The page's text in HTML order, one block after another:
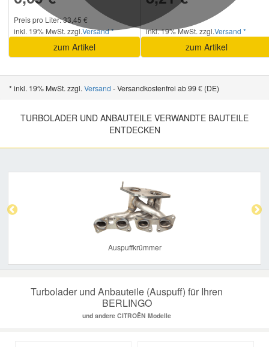
Preis pro Liter: 33,45 €
inkl. 19% MwSt. zzgl.Versand *
zum Artikel
inkl. 19% MwSt. zzgl.Versand *
zum Artikel
* inkl. 19% MwSt. zzgl. Versand - Versandkostenfrei ab 99 € (DE)
TURBOLADER UND ANBAUTEILE VERWANDTE BAUTEILE
ENTDECKEN
Auspuffkrümmer
Turbolader und Anbauteile (Auspuff) für Ihren
BERLINGO
und andere CITROËN Modelle